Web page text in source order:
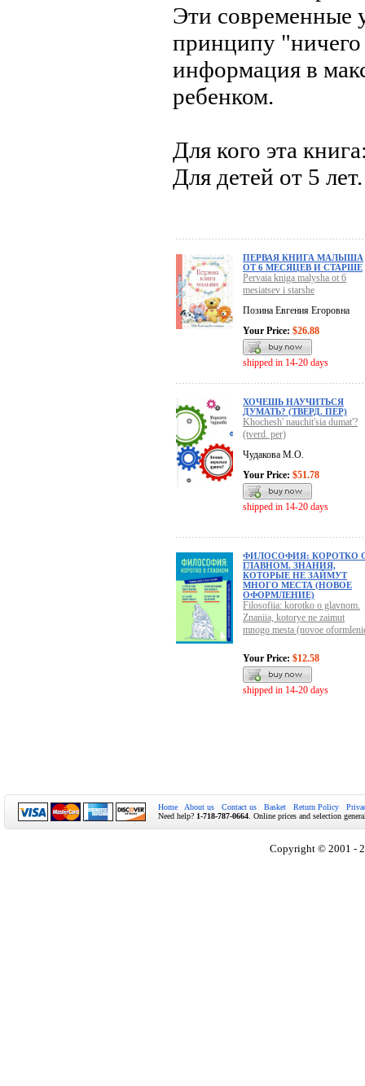
Эти современные
принципу "ничего
информация в
ребенком.
Для кого эта
Для детей от 5 лет.
ПЕРВАЯ КНИГА МАЛЫША
ОТ 6 МЕСЯЦЕВ И СТАРШЕ
Pervaia kniga malysha ot 6
mesiatsev i starshe
Позина Евгения Егоровна
Your Price: $26.88
shipped in 14-20 days
ХОЧЕШЬ НАУЧИТЬСЯ
ДУМАТЬ? (ТВЕРД. ПЕР)
Khochesh' nauchit'sia dumat'?
(tverd. per)
Чудакова М.О.
Your Price: $51.78
shipped in 14-20 days
ФИЛОСОФИЯ: КОРОТКО
ГЛАВНОМ. ЗНАНИЯ,
КОТОРЫЕ НЕ ЗАЙМУТ
МНОГО МЕСТА (НОВОЕ
ОФОРМЛЕНИЕ)
Filosofiia: korotko o glavnom.
Znaniia, kotorye ne zaimut
mnogo mesta (novoe
Your Price: $12.58
shipped in 14-20 days
Home About us Contact us Basket Return Policy
Need help? 1-718-787-0664 . Online prices and selection
Copyright © 2001 -